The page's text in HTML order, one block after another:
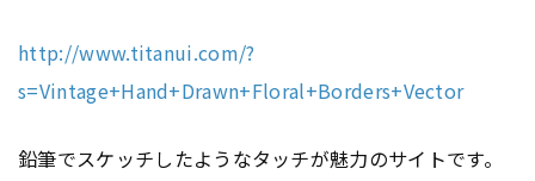
http://www.titanui.com/?
s=Vintage+Hand+Drawn+Floral+Borders+Vector
鉛筆でスケッチしたようなタッチが魅力のサイトです。